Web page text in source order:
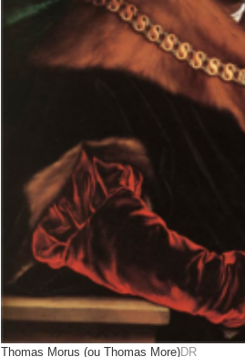
Thomas Morus (ou Thomas More)DR